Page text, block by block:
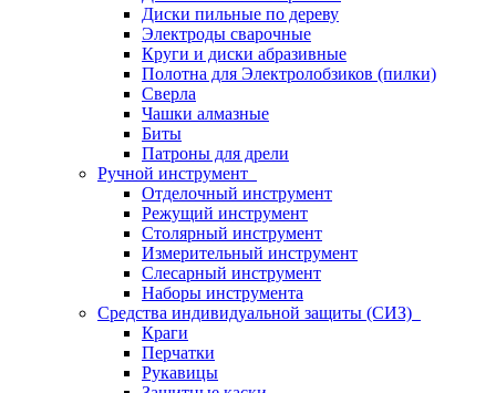
Диски пильные по дереву
Электроды сварочные
Круги и диски абразивные
Полотна для Электролобзиков (пилки)
Сверла
Чашки алмазные
Биты
Патроны для дрели
Ручной инструмент
Отделочный инструмент
Режущий инструмент
Столярный инструмент
Измерительный инструмент
Слесарный инструмент
Наборы инструмента
Средства индивидуальной защиты (СИЗ)
Краги
Перчатки
Рукавицы